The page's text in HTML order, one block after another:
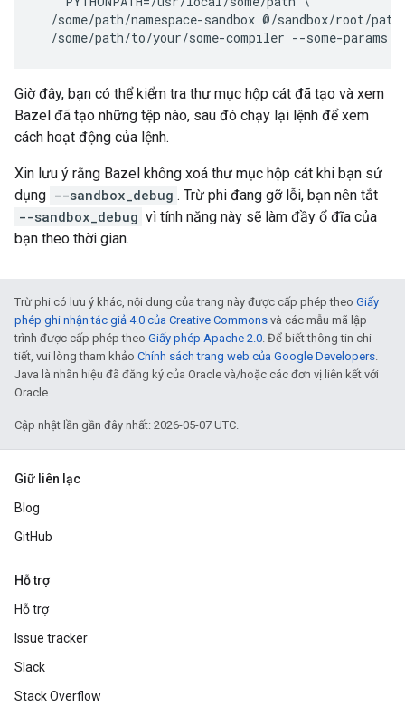
/some/path/namespace-sandbox @/sandbox/root/
Giờ đây, bạn có thể kiểm tra thư mục hộp cát đã tạo và xem
Bazel đã tạo những tệp nào, sau đó chạy lại lệnh để xem
cách hoạt động của lệnh.
Xin lưu ý rằng Bazel không xoá thư mục hộp cát khi bạn sử
dụng --sandbox_debug . Trừ phi đang gỡ lỗi, bạn nên tắt
--sandbox_debug vì tính năng này sẽ làm đầy ổ đĩa của
bạn theo thời gian.
Trừ phi có lưu ý khác, nội dung của trang này được cấp phép theo Giấy
phép ghi nhận tác giả 4.0 của Creative Commons và các mẫu mã lập
trình được cấp phép theo Giấy phép Apache 2.0. Để biết thông tin chi
tiết, vui lòng tham khảo Chính sách trang web của Google Developers.
Java là nhãn hiệu đã đăng ký của Oracle và/hoặc các đơn vị liên kết với
Oracle.
Cập nhật lần gần đây nhất: 2026-05-07 UTC.
Giữ liên lạc
Blog
GitHub
Hỗ trợ
Hỗ trợ
Issue tracker
Slack
Stack Overflow